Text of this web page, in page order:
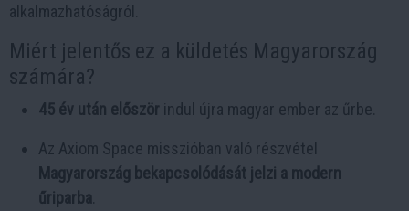
alkalmazhatóságról.
Miért jelentős ez a küldetés Magyarország
számára?
45 év után először indul újra magyar ember az űrbe.
Az Axiom Space misszióban való részvétel
Magyarország bekapcsolódását jelzi a modern
űriparba